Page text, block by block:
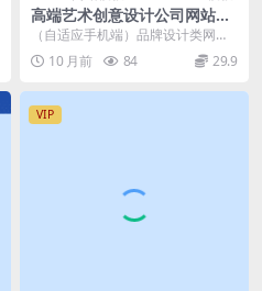
高端艺术创意设计公司网站源
码 品牌设计类网站pbootcms
模板
（自适应手机端）品牌设计类网站p
bootcms模板 高端艺术创意设计公
司网站源码...
10 月前 84 29.9
VIP